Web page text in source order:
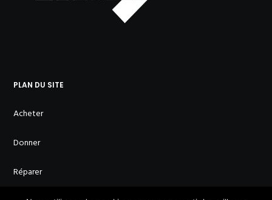
PLAN DU SITE
Acheter
Donner
Réparer